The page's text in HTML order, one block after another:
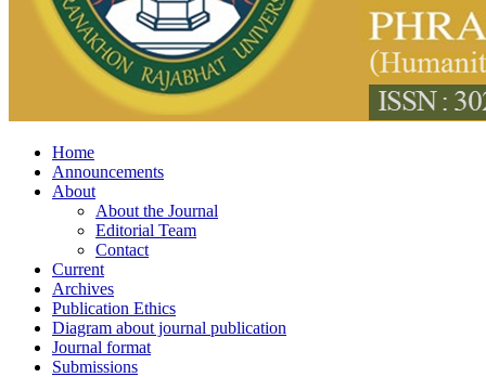
Home
Announcements
About
About the Journal
Editorial Team
Contact
Current
Archives
Publication Ethics
Diagram about journal publication
Journal format
Submissions